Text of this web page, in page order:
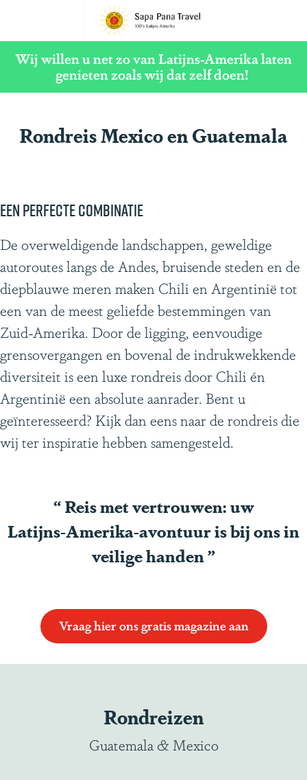
G
n
a
r
e
p
a
g
e
Wij willen u net zo van Latijns-Amerika laten
genieten zoals wij dat zelf doen!
Rondreis Mexico en Guatemala
Een perfecte combinatie
De overweldigende landschappen, geweldige
autoroutes langs de Andes, bruisende steden en de
diepblauwe meren maken Chili en Argentinië tot
een van de meest geliefde bestemmingen van
Zuid-Amerika. Door de ligging, eenvoudige
grensovergangen en bovenal de indrukwekkende
diversiteit is een luxe rondreis door Chili én
Argentinië een absolute aanrader. Bent u
geïnteresseerd? Kijk dan eens naar de rondreis die
wij ter inspiratie hebben samengesteld.
“Reis met vertrouwen: uw
Latijns‑Amerika‑avontuur is bij ons in
veilige handen”
Vraag hier ons gratis magazine aan
Rondreizen
Guatemala & Mexico